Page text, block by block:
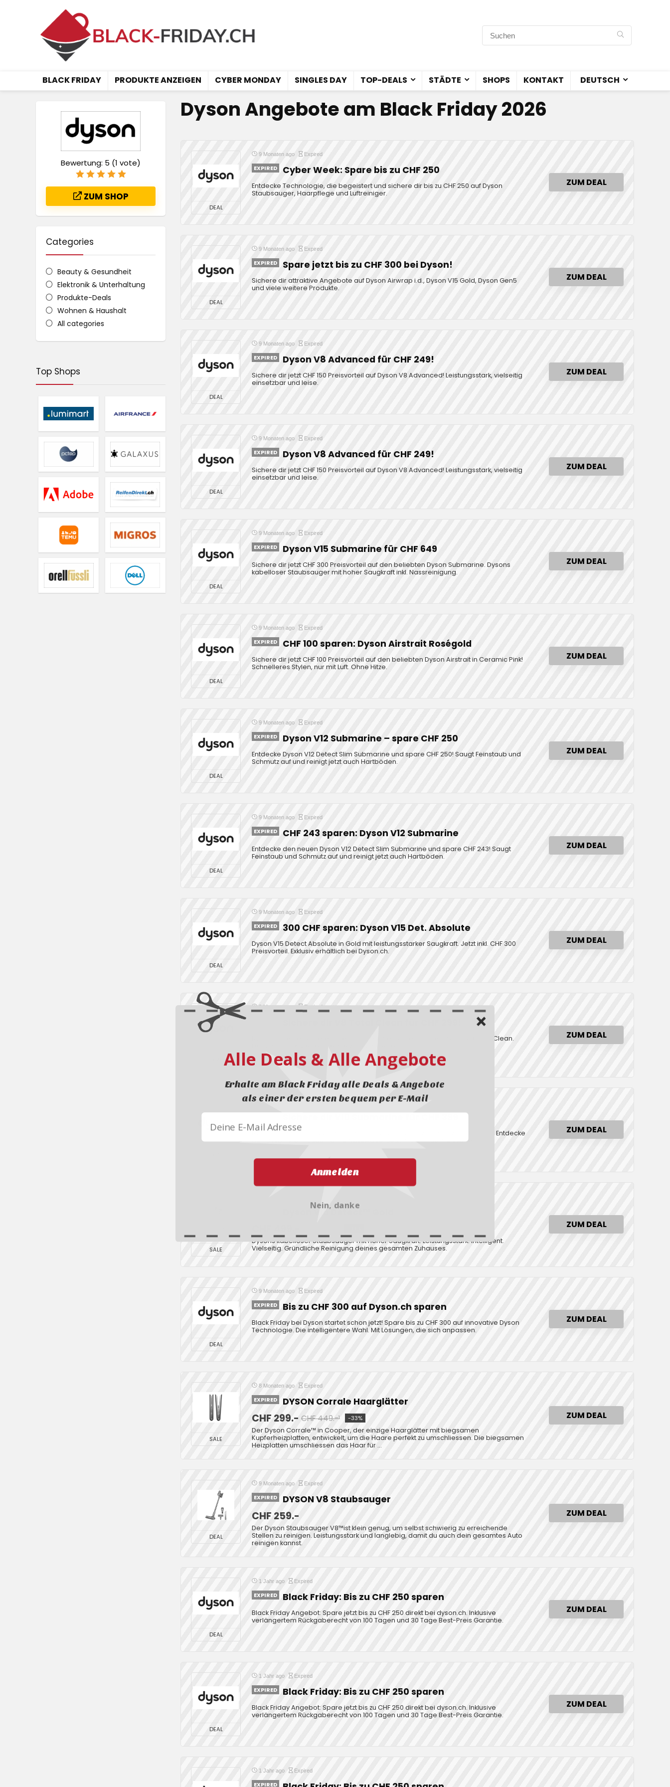
BLACK FRIDAY PRODUKTE ANZEIGEN CYBER MONDAY SINGLES DAY TOP-DEALS STÄDTE SHOPS KONTAKT DEUTSCH
Dyson Angebote am Black Friday 2026
Bewertung: 5 (1 vote)
ZUM SHOP
Categories
Beauty & Gesundheit
Elektronik & Unterhaltung
Produkte-Deals
Wohnen & Haushalt
All categories
DEAL
9 Monaten ago Expired
EXPIRED Cyber Week: Spare bis zu CHF 250
Entdecke Technologie, die begeistert und sichere dir bis zu CHF 250 auf Dyson
Staubsauger, Haarpflege und Luftreiniger.
ZUM DEAL
DEAL
9 Monaten ago Expired
EXPIRED Spare jetzt bis zu CHF 300 bei Dyson!
Sichere dir attraktive Angebote auf Dyson Airwrap i.d., Dyson V15 Gold, Dyson Gen5
und viele weitere Produkte.
ZUM DEAL
DEAL
9 Monaten ago Expired
EXPIRED Dyson V8 Advanced für CHF 249!
Sichere dir jetzt CHF 150 Preisvorteil auf Dyson V8 Advanced! Leistungsstark, vielseitig
einsetzbar und leise.
ZUM DEAL
DEAL
9 Monaten ago Expired
EXPIRED Dyson V8 Advanced für CHF 249!
Sichere dir jetzt CHF 150 Preisvorteil auf Dyson V8 Advanced! Leistungsstark, vielseitig
einsetzbar und leise.
ZUM DEAL
DEAL
9 Monaten ago Expired
EXPIRED Dyson V15 Submarine für CHF 649
Sichere dir jetzt CHF 300 Preisvorteil auf den beliebten Dyson Submarine. Dysons
kabelloser Staubsauger mit hoher Saugkraft inkl. Nassreinigung.
ZUM DEAL
DEAL
9 Monaten ago Expired
EXPIRED CHF 100 sparen: Dyson Airstrait Roségold
Sichere dir jetzt CHF 100 Preisvorteil auf den beliebten Dyson Airstrait in Ceramic Pink!
Schnelleres Stylen, nur mit Luft. Ohne Hitze.
ZUM DEAL
DEAL
9 Monaten ago Expired
EXPIRED Dyson V12 Submarine – spare CHF 250
Entdecke Dyson V12 Detect Slim Submarine und spare CHF 250! Saugt Feinstaub und
Schmutz auf und reinigt jetzt auch Hartböden.
ZUM DEAL
DEAL
9 Monaten ago Expired
EXPIRED CHF 243 sparen: Dyson V12 Submarine
Entdecke den neuen Dyson V12 Detect Slim Submarine und spare CHF 243! Saugt
Feinstaub und Schmutz auf und reinigt jetzt auch Hartböden.
ZUM DEAL
DEAL
9 Monaten ago Expired
EXPIRED 300 CHF sparen: Dyson V15 Det. Absolute
Dyson V15 Detect Absolute in Gold mit leistungsstarker Saugkraft. Jetzt inkl. CHF 300
Preisvorteil. Exklusiv erhältlich bei Dyson.ch.
ZUM DEAL
9 Monaten ago Expired
Nur noch heute: Sichere dir jetzt CHF 150 Preisvorteil auf den Dyson V8 Total Clean.
ZUM DEAL
9 Monaten ago Expired
EXPIRED
Nur bis Donnerstag: Dysons leichtester Staubsauger wischt jetzt Hartböden. Entdecke
den Dyson V10 mit Submarine Nasswalze. Jetzt mit CHF 150 Preisvorteil!
ZUM DEAL
SALE
Dyson V15 Detect™ Gold
Dysons kabelloser Staubsauger mit hoher Saugkraft. Leistungsstark. Intelligent.
Vielseitig. Gründliche Reinigung deines gesamten Zuhauses.
ZUM DEAL
DEAL
9 Monaten ago Expired
EXPIRED Bis zu CHF 300 auf Dyson.ch sparen
Black Friday bei Dyson startet schon jetzt! Spare bis zu CHF 300 auf innovative Dyson
Technologie. Die intelligentere Wahl. Mit Lösungen, die sich anpassen.
ZUM DEAL
SALE
8 Monaten ago Expired
EXPIRED DYSON Corrale Haarglätter
CHF 299.- CHF 449.-¹ -33%
Der Dyson Corrale™ in Cooper, der einzige Haarglätter mit biegsamen
Kupferheizplatten, entwickelt, um die Haare perfekt zu umschliessen. Die biegsamen
Heizplatten umschliessen das Haar für ...
ZUM DEAL
DEAL
9 Monaten ago Expired
EXPIRED DYSON V8 Staubsauger
CHF 259.-
Der Dyson Staubsauger V8™ist klein genug, um selbst schwierig zu erreichende
Stellen zu reinigen. Leistungsstark und langlebig, damit du auch dein gesamtes Auto
reinigen kannst.
ZUM DEAL
DEAL
1 Jahr ago Expired
EXPIRED Black Friday: Bis zu CHF 250 sparen
Black Friday Angebot: Spare jetzt bis zu CHF 250 direkt bei dyson.ch. Inklusive
verlängertem Rückgaberecht von 100 Tagen und 30 Tage Best-Preis Garantie.
ZUM DEAL
DEAL
1 Jahr ago Expired
EXPIRED Black Friday: Bis zu CHF 250 sparen
Black Friday Angebot: Spare jetzt bis zu CHF 250 direkt bei dyson.ch. Inklusive
verlängertem Rückgaberecht von 100 Tagen und 30 Tage Best-Preis Garantie.
ZUM DEAL
1 Jahr ago Expired
EXPIRED
Top Shops
Anmelden
Alle Deals & Alle Angebote
Erhalte am Black Friday alle Deals & Angebote
als einer der ersten bequem per E-Mail
Nein, danke